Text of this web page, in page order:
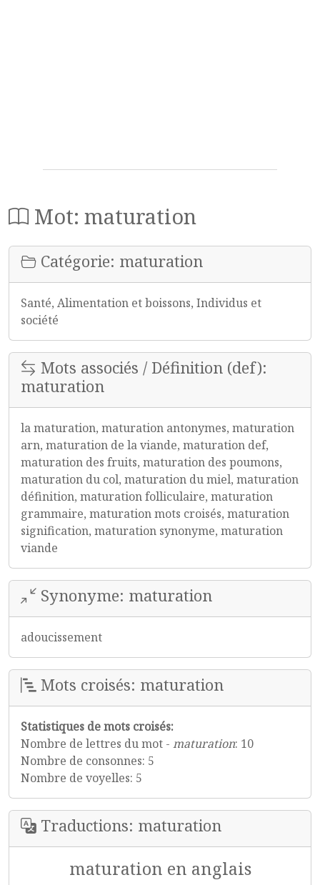
Mot: maturation
Catégorie: maturation
Santé, Alimentation et boissons, Individus et
société
Mots associés / Définition (def):
maturation
la maturation, maturation antonymes, maturation
arn, maturation de la viande, maturation def,
maturation des fruits, maturation des poumons,
maturation du col, maturation du miel, maturation
définition, maturation folliculaire, maturation
grammaire, maturation mots croisés, maturation
signification, maturation synonyme, maturation
viande
Synonyme: maturation
adoucissement
Mots croisés: maturation
Statistiques de mots croisés:
Nombre de lettres du mot - maturation: 10
Nombre de consonnes: 5
Nombre de voyelles: 5
Traductions: maturation
maturation en anglais